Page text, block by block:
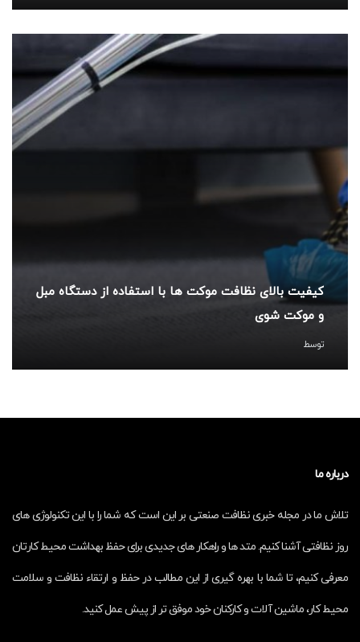
کیفیت بالای نظافت موکت ها با استفاده از دستگاه مبل
و موکت شوی
توسط
درباره ما
تلاش ما در مجله خبری نظافت صنعتی بر این است که شما را با این تکنولوژی های
روز نظافتی آشنا کنیم. متد ها و راهکار های جدیدی برای حفظ بهداشت محیط کارتان
معرفی کنیم، تا شما با بهره گیری از این مطالب در حفظ و ارتقاء نظافت و سلامت
محیط کار، ماشین آلات و کارکنان خود موفق تر از پیش عمل کنید.